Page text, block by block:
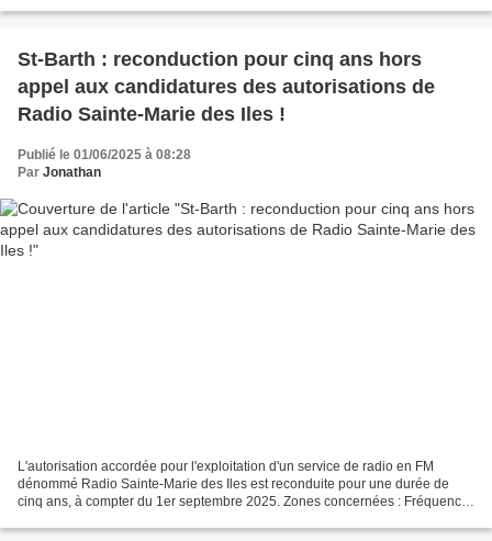
St-Barth : reconduction pour cinq ans hors
appel aux candidatures des autorisations de
Radio Sainte-Marie des Iles !
Publié le 01/06/2025 à 08:28
Par Jonathan
L'autorisation accordée pour l'exploitation d'un service de radio en FM
dénommé Radio Sainte-Marie des Iles est reconduite pour une durée de
cinq ans, à compter du 1er septembre 2025. Zones concernées : Fréquence